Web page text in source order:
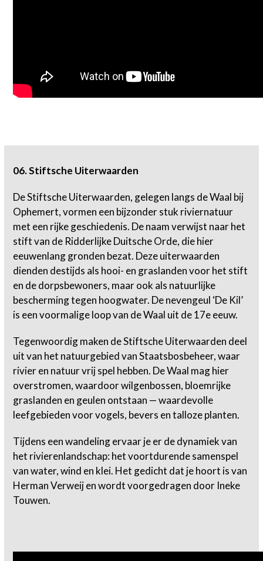
06. Stiftsche Uiterwaarden
De Stiftsche Uiterwaarden, gelegen langs de Waal bij
Ophemert, vormen een bijzonder stuk riviernatuur
met een rijke geschiedenis. De naam verwijst naar het
stift van de Ridderlijke Duitsche Orde, die hier
eeuwenlang gronden bezat. Deze uiterwaarden
dienden destijds als hooi- en graslanden voor het stift
en de dorpsbewoners, maar ook als natuurlijke
bescherming tegen hoogwater. De nevengeul ‘De Kil’
is een voormalige loop van de Waal uit de 17e eeuw.
Tegenwoordig maken de Stiftsche Uiterwaarden deel
uit van het natuurgebied van Staatsbosbeheer, waar
rivier en natuur vrij spel hebben. De Waal mag hier
overstromen, waardoor wilgenbossen, bloemrijke
graslanden en geulen ontstaan — waardevolle
leefgebieden voor vogels, bevers en talloze planten.
Tijdens een wandeling ervaar je er de dynamiek van
het rivierenlandschap: het voortdurende samenspel
van water, wind en klei. Het gedicht dat je hoort is van
Herman Verweij en wordt voorgedragen door Ineke
Touwen.